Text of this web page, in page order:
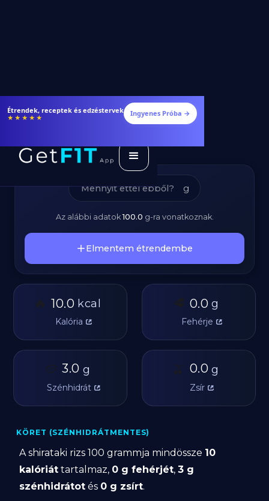
Étrendek, receptek és edzéstervek
★★★★★ Ingyenes Próba →
Shirataki Rizs -
Tápanyagok
g
Az alábbi adatok100.0 g-ra vonatkoznak.
Elmentem étrendembe
🔥 10.0 kcal
Kalória
🥩 0.0 g
Fehérje
🥔 3.0 g
Szénhidrát
🫒 0.0 g
Zsír
KÖRET (SZÉNHIDRÁTMENTES)
A shirataki rizs 100 grammja mindössze 10
kalóriát tartalmaz, 0 g fehérjét,3 g
szénhidrátot és 0 g zsírt.